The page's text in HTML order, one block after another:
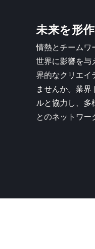
未来を形
情熱とチームワ
世界に影響を与
界的なクリエイ
ませんか。業界
ルと協力し、多
とのネットワー